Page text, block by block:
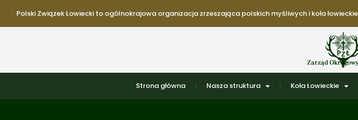
Polski Związek Łowiecki to ogólnokrajowa organizacja zrzeszająca polskich myśliwych i koła
Zarząd
Strona główna Nasza struktura Koła Łowieckie